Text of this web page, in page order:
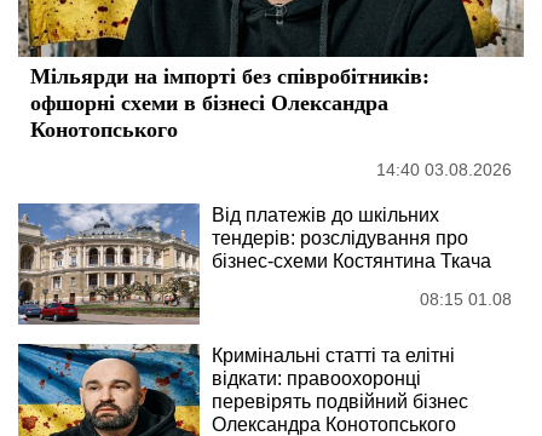
Мільярди на імпорті без співробітників:
офшорні схеми в бізнесі Олександра
Конотопського
14:40 03.08.2026
Від платежів до шкільних
тендерів: розслідування про
бізнес-схеми Костянтина Ткача
08:15 01.08
Кримінальні статті та елітні
відкати: правоохоронці
перевірять подвійний бізнес
Олександра Конотопського